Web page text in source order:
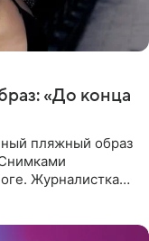
«До конца
пляжный образ
Журналистка